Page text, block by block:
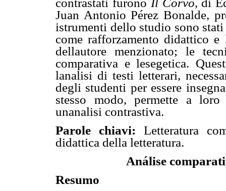
Juan Antonio Pérez Bonalde,
istrumenti dello studio sono
come rafforzamento didattico
dellautore menzionato; le
comparativa e lesegetica.
lanalisi di testi letterari,
degli studenti per essere
stesso modo, permette a
unanalisi contrastiva.
Parole chiavi: Letteratura
didattica della letteratura.
Análise
Resumo